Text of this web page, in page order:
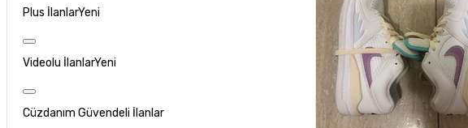
Plus İlanlarYeni
Videolu İlanlarYeni
Cüzdanım Güvendeli İlanlar